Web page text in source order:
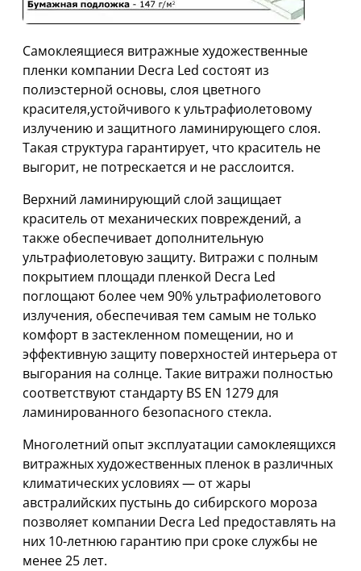
Самоклеящиеся витражные художественные
пленки компании Decra Led состоят из
полиэстерной основы, слоя цветного
красителя,устойчивого к ультрафиолетовому
излучению и защитного ламинирующего слоя.
Такая структура гарантирует, что краситель не
выгорит, не потрескается и не расслоится.
Верхний ламинирующий слой защищает
краситель от механических повреждений, а
также обеспечивает дополнительную
ультрафиолетовую защиту. Витражи с полным
покрытием площади пленкой Decra Led
поглощают более чем 90% ультрафиолетового
излучения, обеспечивая тем самым не только
комфорт в застекленном помещении, но и
эффективную защиту поверхностей интерьера от
выгорания на солнце. Такие витражи полностью
соответствуют стандарту BS EN 1279 для
ламинированного безопасного стекла.
Многолетний опыт эксплуатации самоклеящихся
витражных художественных пленок в различных
климатических условиях — от жары
австралийских пустынь до сибирского мороза
позволяет компании Decra Led предоставлять на
них 10-летнюю гарантию при сроке службы не
менее 25 лет.